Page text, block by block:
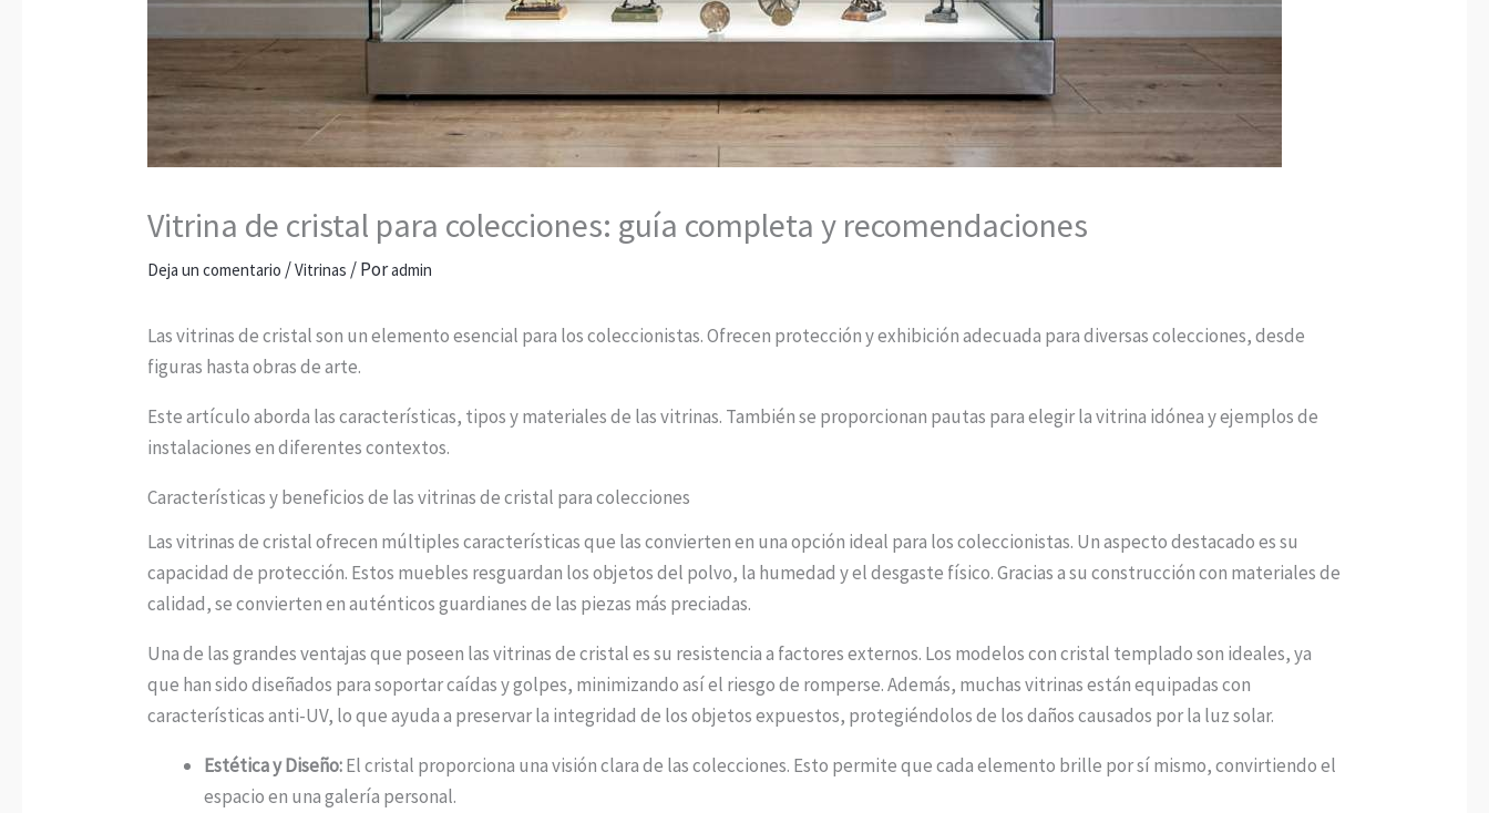
Vitrina de cristal para colecciones: guía completa y recomendaciones
Deja un comentario /Vitrinas / Poradmin
Las vitrinas de cristal son un elemento esencial para los coleccionistas. Ofrecen protección y exhibición adecuada para diversas colecciones, desde
figuras hasta obras de arte.
Este artículo aborda las características, tipos y materiales de las vitrinas. También se proporcionan pautas para elegir la vitrina idónea y ejemplos de
instalaciones en diferentes contextos.
Características y beneficios de las vitrinas de cristal para colecciones
Las vitrinas de cristal ofrecen múltiples características que las convierten en una opción ideal para los coleccionistas. Un aspecto destacado es su
capacidad de protección. Estos muebles resguardan los objetos del polvo, la humedad y el desgaste físico. Gracias a su construcción con materiales de
calidad, se convierten en auténticos guardianes de las piezas más preciadas.
Una de las grandes ventajas que poseen las vitrinas de cristal es su resistencia a factores externos. Los modelos con cristal templado son ideales, ya
que han sido diseñados para soportar caídas y golpes, minimizando así el riesgo de romperse. Además, muchas vitrinas están equipadas con
características anti-UV, lo que ayuda a preservar la integridad de los objetos expuestos, protegiéndolos de los daños causados por la luz solar.
Estética y Diseño:El cristal proporciona una visión clara de las colecciones. Esto permite que cada elemento brille por sí mismo, convirtiendo el
espacio en una galería personal.